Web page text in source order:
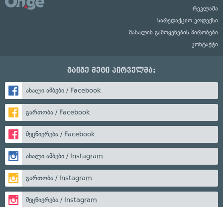
რეკლამა
სარედაქციო კოდექსი
მასალის გამოყენების პირობები
კონტაქტი
გაიგე მეტი პირველმა:
ახალი ამბები / Facebook
გართობა / Facebook
მეცნიერება / Facebook
ახალი ამბები / Instagram
გართობა / Instagram
მეცნიერება / Instagram